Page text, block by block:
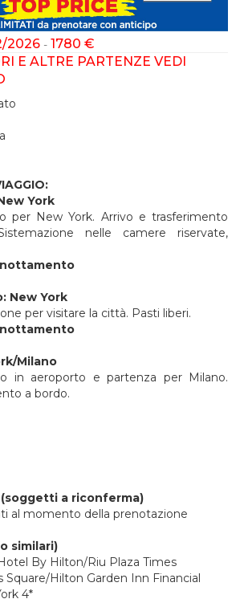
2026 - 1780 €
E ALTRE PARTENZE VEDI
York
per New York. Arrivo e trasferimento
nelle camere riservate,
New York
per visitare la città. Pasti liberi.
Milano
in aeroporto e partenza per Milano.
a bordo.
(soggetti a riconferma)
al momento della prenotazione
similari)
By Hilton/Riu Plaza Times
Square/Hilton Garden Inn Financial
4*